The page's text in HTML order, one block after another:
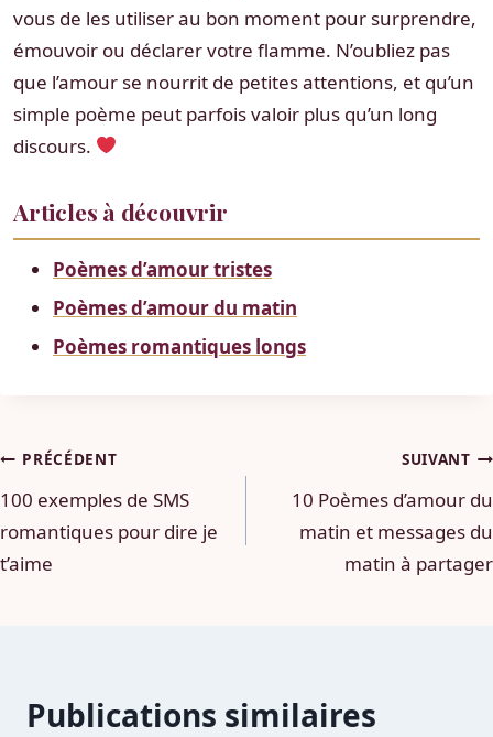
vous de les utiliser au bon moment pour surprendre,
émouvoir ou déclarer votre flamme. N’oubliez pas
que l’amour se nourrit de petites attentions, et qu’un
simple poème peut parfois valoir plus qu’un long
discours.
Articles à découvrir
Poèmes d’amour tristes
Poèmes d’amour du matin
Poèmes romantiques longs
Navigation
de
l’article
PRÉCÉDENT
100 exemples de SMS
romantiques pour dire je
t’aime
SUIVANT
10 Poèmes d’amour du
matin et messages du
matin à partager
Publications similaires